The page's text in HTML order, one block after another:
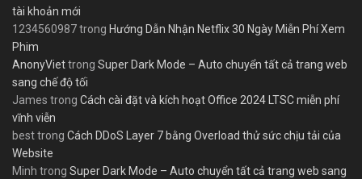
tài khoản mới
1234560987trong Hướng Dẫn Nhận Netflix 30 Ngày Miễn Phí Xem
Phim
AnonyViettrong Super Dark Mode – Auto chuyển tất cả trang web
sang chế độ tối
James trong Cách cài đặt và kích hoạt Office 2024 LTSC miễn phí
vĩnh viễn
besttrong Cách DDoS Layer 7 bằng Overload thử sức chịu tải của
Website
Minh trong Super Dark Mode – Auto chuyển tất cả trang web sang